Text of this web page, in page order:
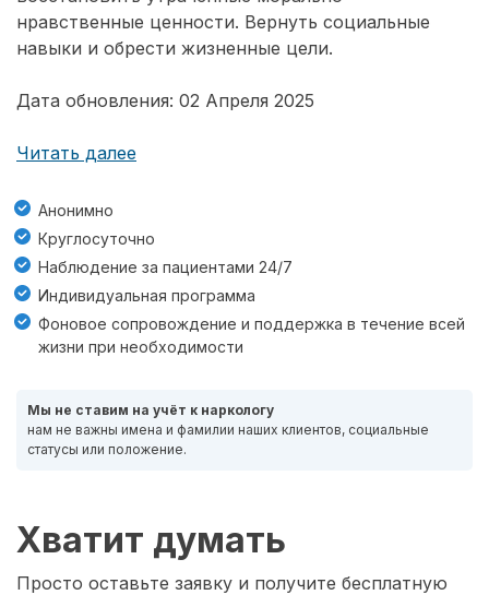
нравственные ценности. Вернуть социальные
навыки и обрести жизненные цели.
Дата обновления: 02 Апреля 2025
Читать далее
Анонимно
Круглосуточно
Наблюдение за пациентами 24/7
Индивидуальная программа
Фоновое сопровождение и поддержка в течение всей
жизни при необходимости
Мы не ставим на учёт к наркологу
нам не важны имена и фамилии наших клиентов, социальные
статусы или положение.
Хватит думать
Просто оставьте заявку и получите бесплатную